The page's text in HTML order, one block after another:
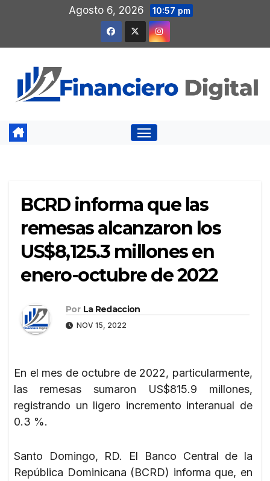
contenido
Agosto 6, 2026 10:57 pm
BCRD informa que las
remesas alcanzaron los
US$8,125.3 millones en
enero-octubre de 2022
Por La Redaccion
NOV 15, 2022
En el mes de octubre de 2022, particularmente,
las remesas sumaron US$815.9 millones,
registrando un ligero incremento interanual de
0.3 %.
Santo Domingo, RD. El Banco Central de la
República Dominicana (BCRD) informa que, en